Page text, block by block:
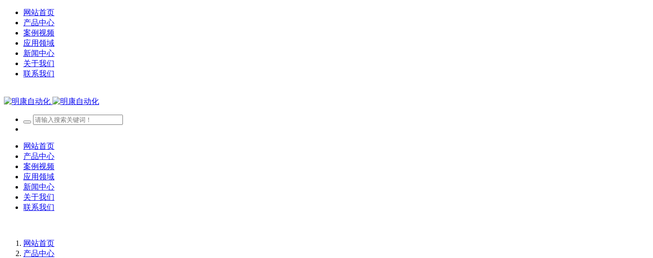
网站首页
产品中心
案例视频
应用领域
新闻中心
关于我们
联系我们
网站首页
产品中心
案例视频
应用领域
新闻中心
关于我们
联系我们
网站首页
产品中心